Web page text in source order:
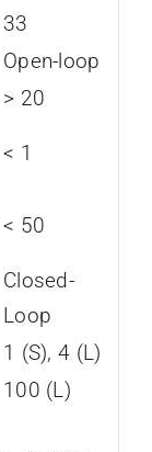
33
Open-loop
> 20
< 1
< 50
Closed-
Loop
1 (S), 4 (L)
100 (L)